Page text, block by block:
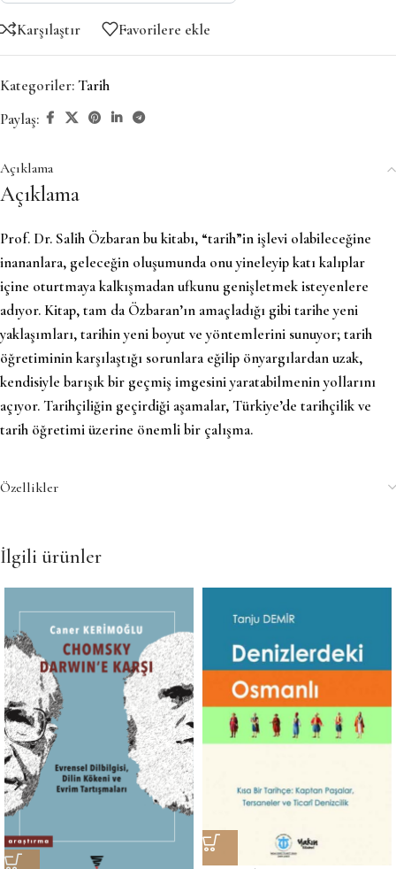
Karşılaştır Favorilere ekle
Kategoriler:Tarih
Paylaş:
Açıklama
Açıklama
Prof. Dr. Salih Özbaran bu kitabı, “tarih”in işlevi olabileceğine
inananlara, geleceğin oluşumunda onu yineleyip katı kalıplar
içine oturtmaya kalkışmadan ufkunu genişletmek isteyenlere
adıyor. Kitap, tam da Özbaran’ın amaçladığı gibi tarihe yeni
yaklaşımları, tarihin yeni boyut ve yöntemlerini sunuyor; tarih
öğretiminin karşılaştığı sorunlara eğilip önyargılardan uzak,
kendisiyle barışık bir geçmiş imgesini yaratabilmenin yollarını
açıyor. Tarihçiliğin geçirdiği aşamalar, Türkiye’de tarihçilik ve
tarih öğretimi üzerine önemli bir çalışma.
Özellikler
İlgili ürünler